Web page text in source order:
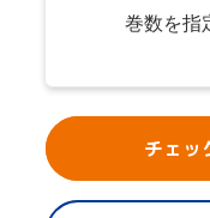
巻数を指
チェッ